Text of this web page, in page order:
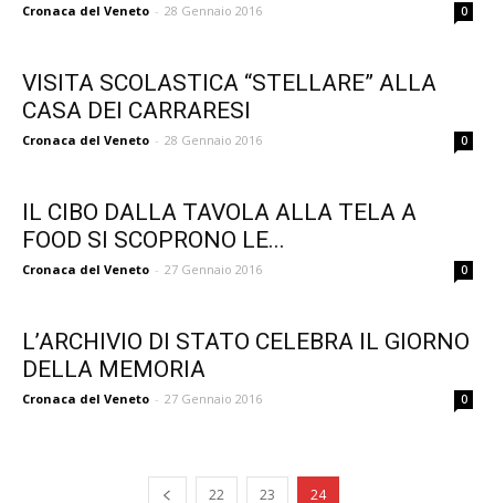
Cronaca del Veneto - 28 Gennaio 2016 0
VISITA SCOLASTICA “STELLARE” ALLA
CASA DEI CARRARESI
Cronaca del Veneto - 28 Gennaio 2016 0
IL CIBO DALLA TAVOLA ALLA TELA A
FOOD SI SCOPRONO LE...
Cronaca del Veneto - 27 Gennaio 2016 0
L’ARCHIVIO DI STATO CELEBRA IL GIORNO
DELLA MEMORIA
Cronaca del Veneto - 27 Gennaio 2016 0
22 23 24